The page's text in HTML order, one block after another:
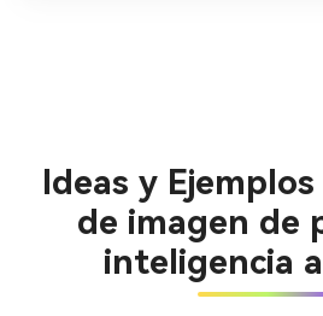
Ideas y
de imagen de
inteligencia